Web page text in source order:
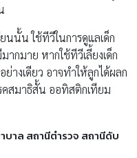
ยนนั้น ใช้ทีวีในการดูแลเด็ก
ากมาย หากใช้ทีวีเลี้ยงเด็ก
างเดียว อาจทำให้ลูกได้ผลก
คสมาธิสั้น ออทิสติกเทียม
บาล สถานีตำรวจ สถานีดับ